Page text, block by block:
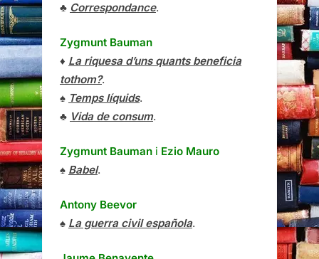
♣ Correspondance.
Zygmunt Bauman
♦ La riquesa d’uns quants beneficia
tothom?.
♠ Temps líquids.
♣ Vida de consum.
Zygmunt Bauman i Ezio Mauro
♠ Babel.
Antony Beevor
♠ La guerra civil española.